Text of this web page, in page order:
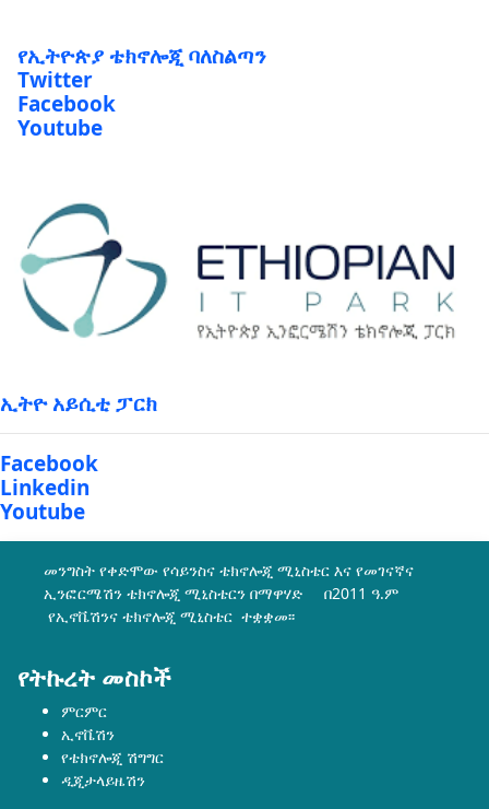
የኢትዮጵያ ቴክኖሎጂ ባለስልጣን
Twitter
Facebook
Youtube
ኢትዮ አይሲቲ ፓርክ
Facebook
Linkedin
Youtube
መንግስት የቀድሞው የሳይንስና ቴክኖሎጂ ሚኒስቴር እና የመገናኛና
ኢንፎርሜሽን ቴክኖሎጂ ሚኒስቴርን በማዋሃድ በ2011 ዓ.ም
የኢኖቬሽንና ቴክኖሎጂ ሚኒስቴር ተቋቋመ፡፡
የትኩረት መስኮች
ምርምር
ኢኖቬሽን
የቴክኖሎጂ ሽግግር
ዲጂታላይዜሽን